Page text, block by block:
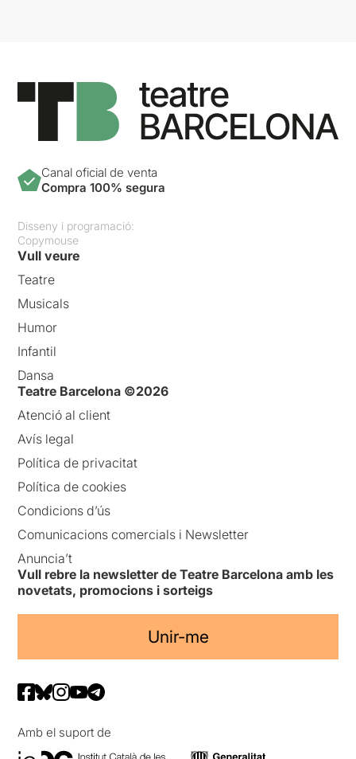
Canal oficial de venta
Compra 100% segura
Disseny i programació:
Copymouse
Vull veure
Teatre
Musicals
Humor
Infantil
Dansa
Teatre Barcelona ©2026
Atenció al client
Avís legal
Política de privacitat
Política de cookies
Condicions d’ús
Comunicacions comercials i Newsletter
Anuncia’t
Vull rebre la newsletter de Teatre Barcelona amb les
novetats, promocions i sorteigs
Unir-me
Amb el suport de